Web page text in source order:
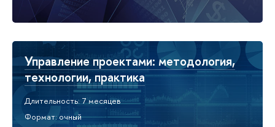
Управление проектами: методология,
технологии, практика
Длительность: 7 месяцев
Формат: очный